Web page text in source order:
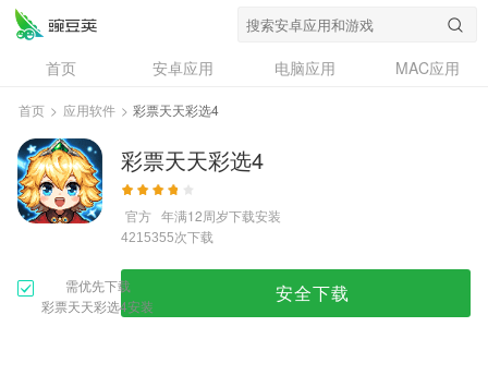
首页 安卓应用 电脑应用
MAC应用
资讯
专题
问答
首页 > 应用软件 > 彩票天天彩选4
彩票天天彩选4
官方 年满12周岁下载安装
4215355次下载
需优先下载
彩票天天彩选4安装
安全下载